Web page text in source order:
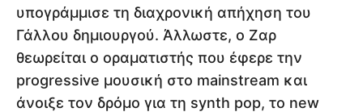
υπογράμμισε τη διαχρονική απήχηση του
Γάλλου δημιουργού. Άλλωστε, ο Ζαρ
θεωρείται ο οραματιστής που έφερε την
progressive μουσική στο mainstream και
άνοιξε τον δρόμο για τη synth pop, το new